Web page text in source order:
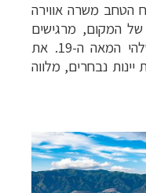
מעלות. ריח הטחב משרה אווירה
של המקום, מרגישים
כאילו חזרנו אחורה בזמן, אל שלהי המאה ה-19. את
נבחרים, מלווה